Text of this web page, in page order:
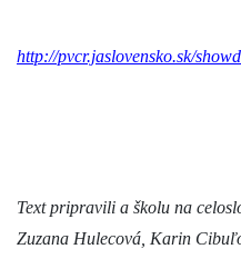
http://pvcr.jaslovensko.sk/
Text pripravili a školu na
Zuzana Hulecová, Karin